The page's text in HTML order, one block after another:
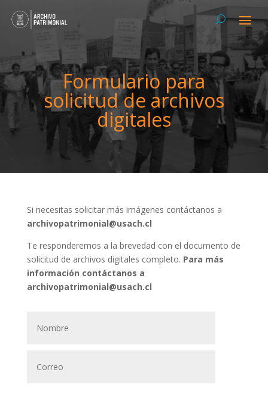
Formulario para
solicitud de archivos
digitales
Si necesitas solicitar más imágenes contáctanos a
archivopatrimonial@usach.cl
Te responderemos a la brevedad con el documento de
solicitud de archivos digitales completo. Para más
información contáctanos a
archivopatrimonial@usach.cl